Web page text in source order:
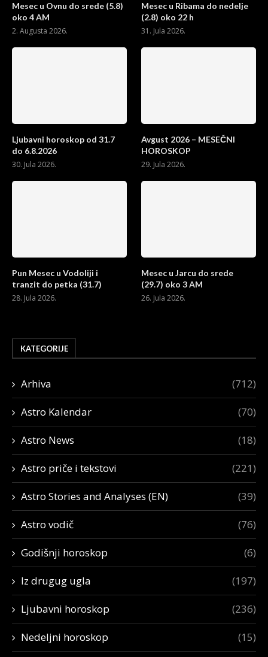
Mesec u Ovnu do srede (5.8)
oko 4 AM
2. Augusta 2026.
Mesec u Ribama do nedelje
(2.8) oko 22 h
31. Jula 2026.
Ljubavni horoskop od 31.7
do 6.8.2026
30. Jula 2026.
Avgust 2026 – MESEČNI
HOROSKOP
29. Jula 2026.
Pun Mesec u Vodoliji i
tranzit do petka (31.7)
28. Jula 2026.
Mesec u Jarcu do srede
(29.7) oko 3 AM
26. Jula 2026.
KATEGORIJE
Arhiva (712)
Astro Kalendar (70)
Astro News (18)
Astro priče i tekstovi (221)
Astro Stories and Analyses (EN) (39)
Astro vodič (76)
Godišnji horoskop (6)
Iz drugug ugla (197)
Ljubavni horoskop (236)
Nedeljni horoskop (15)